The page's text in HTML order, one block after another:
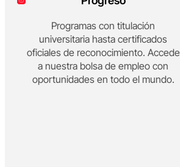
Programas con titulación
universitaria hasta certificados
oficiales de reconocimiento. Accede
a nuestra bolsa de empleo con
oportunidades en todo el mundo.